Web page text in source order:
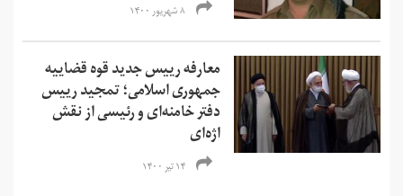
۸ شهریور ۱۴۰۰
معارفه رییس جدید قوه قضاییه
جمهوری اسلامی؛ تمجید رییس
دفتر خامنه‌ای و رئیسی از نقش
اژه‌ای
۱۴ تیر ۱۴۰۰